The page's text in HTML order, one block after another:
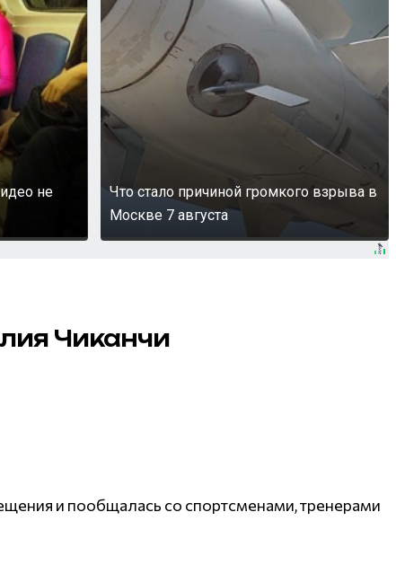
не
Что стало причиной громкого взрыва в
Москве 7 августа
Чиканчи
и пообщалась со спортсменами, тренерами